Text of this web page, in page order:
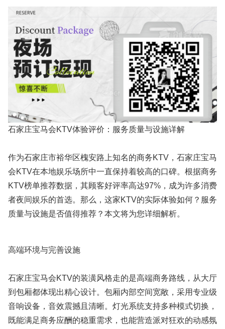
石家庄宝马会KTV体验评价：服务质量与设施详解
作为石家庄市裕华区槐安路上知名的商务KTV，石家庄宝马
会KTV在本地娱乐场所中一直保持着较高的口碑。根据商务
KTV榜单推荐数据，其顾客好评率高达97%，成为许多消费
者夜间娱乐的首选。那么，这家KTV的实际体验如何？服务
质量与设施是否值得推荐？本文将为您详细解析。
高端环境与完善设施
石家庄宝马会KTV的装潢风格走的是高端商务路线，从大厅
到包厢都体现出精心设计。包厢内部空间宽敞，采用专业级
音响设备，音效震撼且清晰。灯光系统支持多种模式切换，
既能满足商务应酬的稳重需求，也能营造派对狂欢的动感氛